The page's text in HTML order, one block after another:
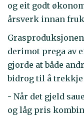
og eit godt
årsverk innan
derimot prega av
gjorde at både
bidrog til å trekkje
- Når det gjeld
og låg pris